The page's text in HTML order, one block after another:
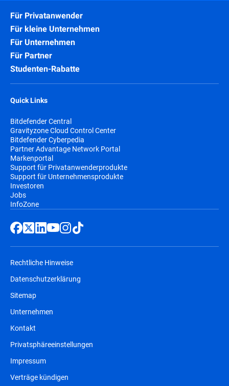
Für Privatanwender
Für kleine Unternehmen
Für Unternehmen
Für Partner
Studenten-Rabatte
Quick Links
Bitdefender Central
Gravityzone Cloud Control Center
Bitdefender Cyberpedia
Partner Advantage Network Portal
Markenportal
Support für Privatanwenderprodukte
Support für Unternehmensprodukte
Investoren
Jobs
InfoZone
Rechtliche Hinweise
Datenschutzerklärung
Sitemap
Unternehmen
Kontakt
Privatsphäreeinstellungen
Impressum
Verträge kündigen